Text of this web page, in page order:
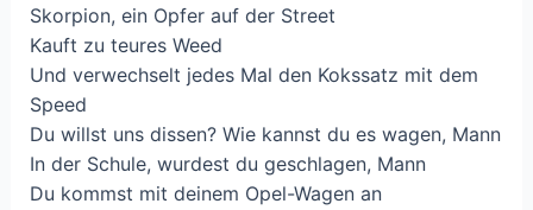
Skorpion, ein Opfer auf der Street
Kauft zu teures Weed
Und verwechselt jedes Mal den Kokssatz mit dem
Speed
Du willst uns dissen? Wie kannst du es wagen, Mann
In der Schule, wurdest du geschlagen, Mann
Du kommst mit deinem Opel-Wagen an